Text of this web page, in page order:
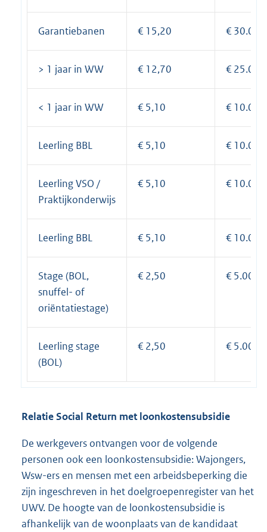
Garantiebanen € 15,20 €
> 1 jaar in WW € 12,70 €
< 1 jaar in WW € 5,10 €
Leerling BBL € 5,10 €
Leerling VSO /
Praktijkonderwijs
€ 5,10 €
Leerling BBL € 5,10 €
Stage (BOL,
snuffel- of
oriëntatiestage)
€ 2,50 € 5.000,-
Leerling stage
(BOL)
€ 2,50 € 5.000,-
Relatie Social Return met loonkostensubsidie
De werkgevers ontvangen voor de volgende
personen ook een loonkostensubsidie: Wajongers,
Wsw-ers en mensen met een arbeidsbeperking die
zijn ingeschreven in het doelgroepenregister van het
UWV. De hoogte van de loonkostensubsidie is
afhankelijk van de woonplaats van de kandidaat